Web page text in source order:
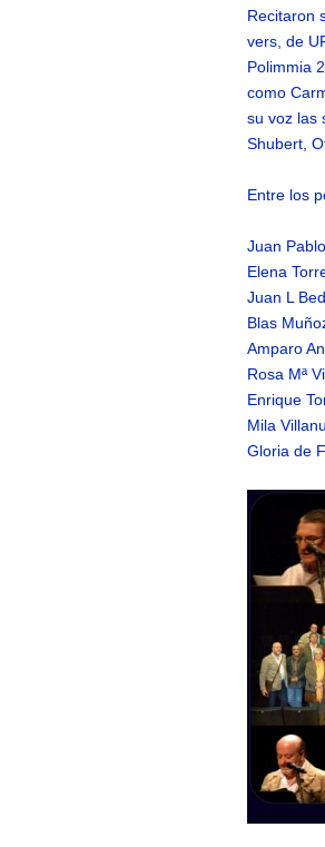
Recitaron
vers, de
Polimmia
como
su voz las
Shubert,
Entre los
Juan
Elena
Juan L
Blas
Amparo
Rosa Mª
Enrique
Mila
Gloria de